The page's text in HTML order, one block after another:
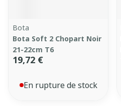
Bota
Bota Soft 2 Chopart Noir
21-22cm T6
19,72 €
En rupture de stock